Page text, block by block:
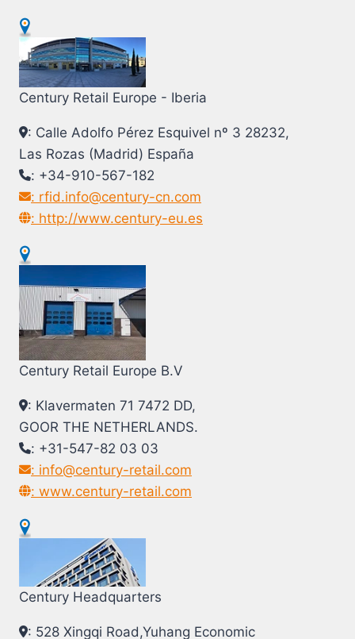
Century Retail Europe - Iberia
: Calle Adolfo Pérez Esquivel nº 3 28232,
Las Rozas (Madrid) España
: +34-910-567-182
: rfid.info@century-cn.com
: http://www.century-eu.es
Century Retail Europe B.V
: Klavermaten 71 7472 DD,
GOOR THE NETHERLANDS.
: +31-547-82 03 03
: info@century-retail.com
: www.century-retail.com
Century Headquarters
: 528 Xingqi Road,Yuhang Economic